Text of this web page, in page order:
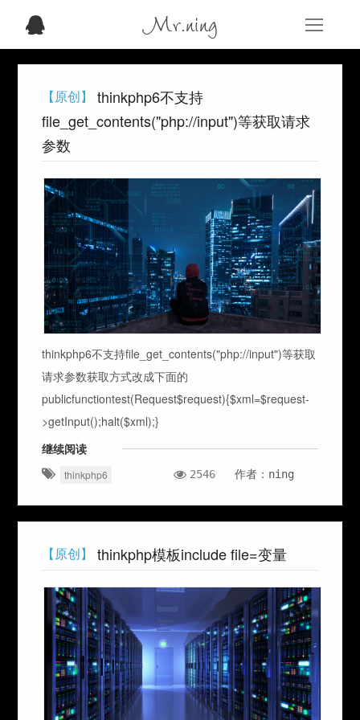
Mr.ning
【原创】
thinkphp6不支持
file_get_contents("php://input")等获取请求
参数
thinkphp6不支持file_get_contents("php://input")等获取
请求参数获取方式改成下面的
publicfunctiontest(Request$request){$xml=$request-
>getInput();halt($xml);}
继续阅读
thinkphp6 2546 作者：ning
【原创】 thinkphp模板include file=变量